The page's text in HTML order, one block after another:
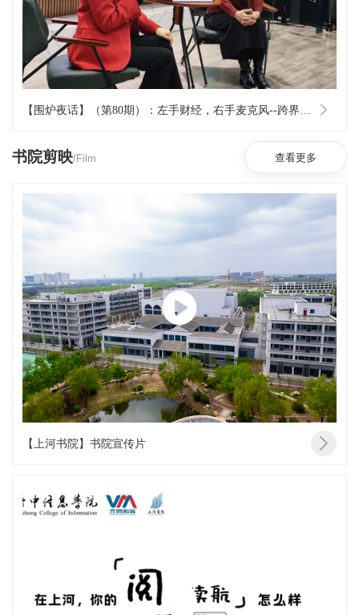
书院剪映/Film 查看更多
【上河书院】书院宣传片